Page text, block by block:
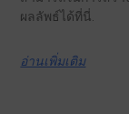
ผลลัพธ์ได้ที่นี่.
อ่านเพิ่มเติม